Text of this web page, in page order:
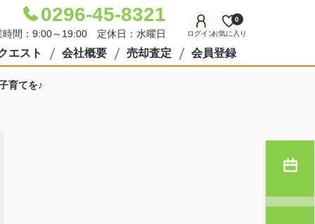
0296-45-8321
時間：9:00～19:00 定休日：水曜日 ログインお気に入り
0
エスト 会社概要 売却査定 会員登録
育てを♪